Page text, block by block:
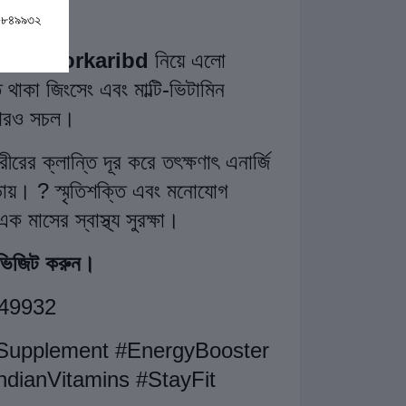
Dorkaribd নিয়ে এলো
জিংসেং এবং মাল্টি-ভিটামিন
সচল।
ক্লান্তি দূর করে তৎক্ষণাৎ এনার্জি
? স্মৃতিশক্তি এবং মনোযোগ
স্বাস্থ্য সুরক্ষা।
করুন।
#EnergyBooster
#StayFit